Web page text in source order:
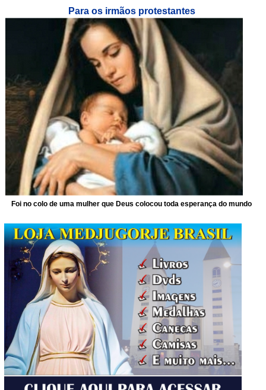
Para os irmãos protestantes
Foi no colo de uma mulher que Deus colocou toda esperança do mundo